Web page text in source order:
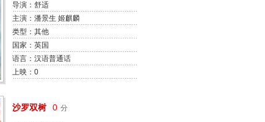
导演：舒适
主演：潘景生 姬麒麟
类型：其他
国家：英国
语言：汉语普通话
上映：0
沙罗双树 0 分